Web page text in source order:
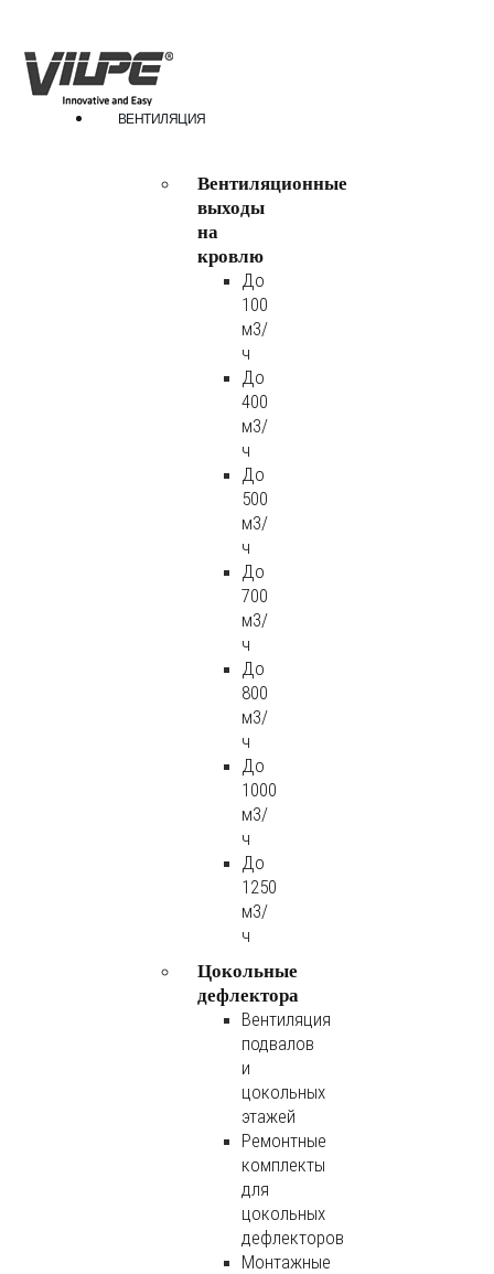
ВЕНТИЛЯЦИЯ
Вентиляционные
выходы
на
кровлю
До
100
м3/
ч
До
400
м3/
ч
До
500
м3/
ч
До
700
м3/
ч
До
800
м3/
ч
До
1000
м3/
ч
До
1250
м3/
ч
Цокольные
дефлектора
Вентиляция
подвалов
и
цокольных
этажей
Ремонтные
комплекты
для
цокольных
дефлекторов
Монтажные